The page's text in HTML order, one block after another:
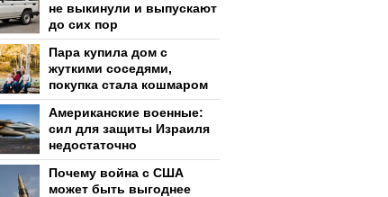
не выкинули и выпускают
до сих пор
Пара купила дом с
жуткими соседями,
покупка стала кошмаром
Американские военные:
сил для защиты Израиля
недостаточно
Почему война с США
может быть выгоднее